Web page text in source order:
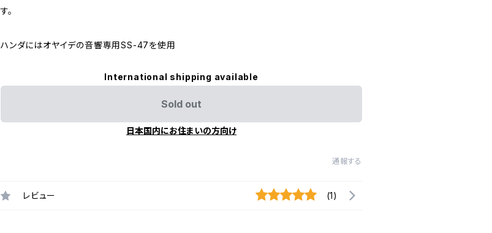
す。
ハンダにはオヤイデの音響専用SS-47を使用
International shipping available
Sold out
日本国内にお住まいの方向け
通報する
レビュー (1)